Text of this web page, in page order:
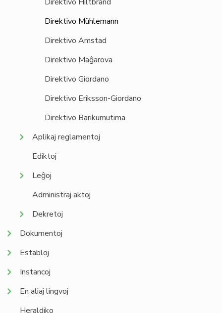
Direktivo Mühlemann
Direktivo Amstad
Direktivo Maĝarova
Direktivo Giordano
Direktivo Eriksson-Giordano
Direktivo Barikumutima
Aplikaj reglamentoj
Ediktoj
Leĝoj
Administraj aktoj
Dekretoj
Dokumentoj
Establoj
Instancoj
En aliaj lingvoj
Heraldiko